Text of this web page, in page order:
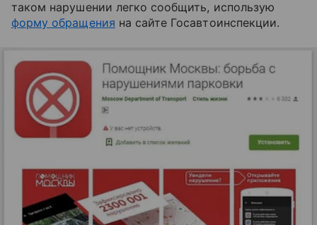
таком нарушении легко сообщить, использую
форму обращения на сайте Госавтоинспекции.